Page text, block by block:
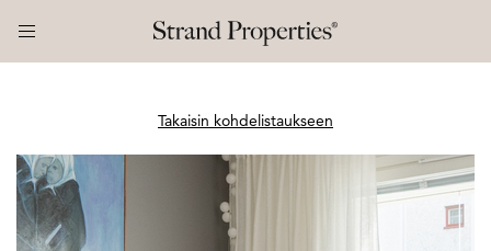
Takaisin kohdelistaukseen